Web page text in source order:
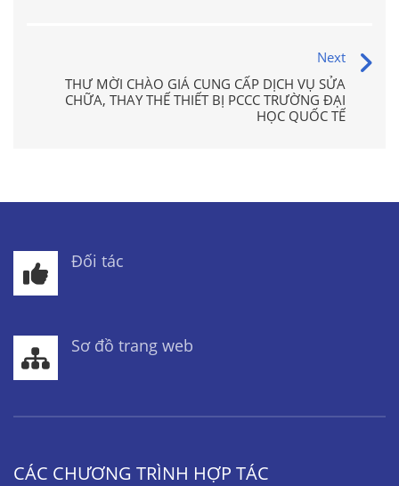
Next
THƯ MỜI CHÀO GIÁ CUNG CẤP DỊCH VỤ SỬA
CHỮA, THAY THẾ THIẾT BỊ PCCC TRƯỜNG ĐẠI
HỌC QUỐC TẾ
Đối tác
Sơ đồ trang web
CÁC CHƯƠNG TRÌNH HỢP TÁC